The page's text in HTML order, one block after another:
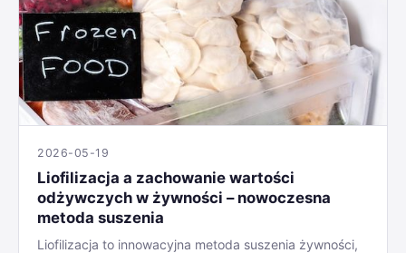
2026-05-19
Liofilizacja a zachowanie wartości
odżywczych w żywności – nowoczesna
metoda suszenia
Liofilizacja to innowacyjna metoda suszenia żywności,